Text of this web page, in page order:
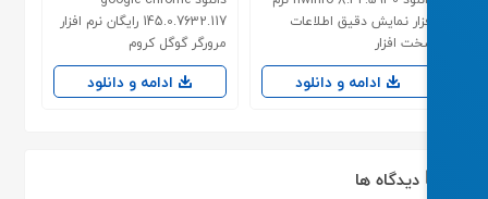
نمایش دقیق اطلاعات
ادامه و دانلود
145.0.7632.117 رایگان نرم افزار
مرورگر گوگل کروم
ادامه و دانلود
دیدگاه ها